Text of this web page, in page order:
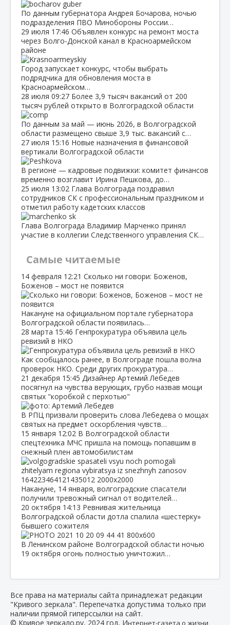
По данным губернатора Андрея Бочарова, ночью
подразделения ПВО Минобороны России…
29 июля 17:46 Объявлен конкурс на ремонт моста
через Волго‑Донской канал в Красноармейском
районе
Город запускает конкурс, чтобы выбрать
подрядчика для обновления моста в
Красноармейском…
28 июля 09:27 Более 3,9 тысяч вакансий от 200
тысяч рублей открыто в Волгоградской области
По данным за май — июнь 2026, в Волгоградской
области размещено свыше 3,9 тыс. вакансий с…
27 июля 15:16 Новые назначения в финансовой
вертикали Волгоградской области
В регионе — кадровые подвижки: комитет финансов
временно возглавит Ирина Пешкова, до…
25 июля 13:02 Глава Волгограда поздравил
сотрудников СК с профессиональным праздником и
отметил работу кадетских классов
Глава Волгограда Владимир Марченко принял
участие в коллегии Следственного управления СК…
Самые читаемые
14 февраля 12:21 Сколько ни говори: Боженов,
Боженов – мост не появится
Накануне на официальном портале губернатора
Волгоградской области появилась…
28 марта 15:46 Генпрокуратура объявила цель
ревизий в НКО
Как сообщалось ранее, в Волгограде пошла волна
проверок НКО. Среди других прокуратура…
21 декабря 15:45 Дизайнер Артемий Лебедев
посягнул на чувства верующих, грубо назвав мощи
святых "коробкой с перхотью"
В РПЦ призвали проверить слова Лебедева о мощах
святых на предмет оскорбления чувств…
15 января 12:02 В Волгоградской области
спецтехника МЧС пришла на помощь попавшим в
снежный плен автомобилистам
Накануне, 14 января, волгоградские спасатели
получили тревожный сигнал от водителей…
20 октября 14:13 Ревнивая жительница
Волгоградской области дотла спалила «шестерку»
бывшего сожителя
В Ленинском районе Волгоградской области ночью
19 октября огонь полностью уничтожил…
Все права на материалы сайта принадлежат редакции
"Кривого зеркала". Перепечатка допустима только при
наличии прямой гиперссылки на сайт.
© Кривое зеркало.ру, 2024 год, Интернет-газета о жизни